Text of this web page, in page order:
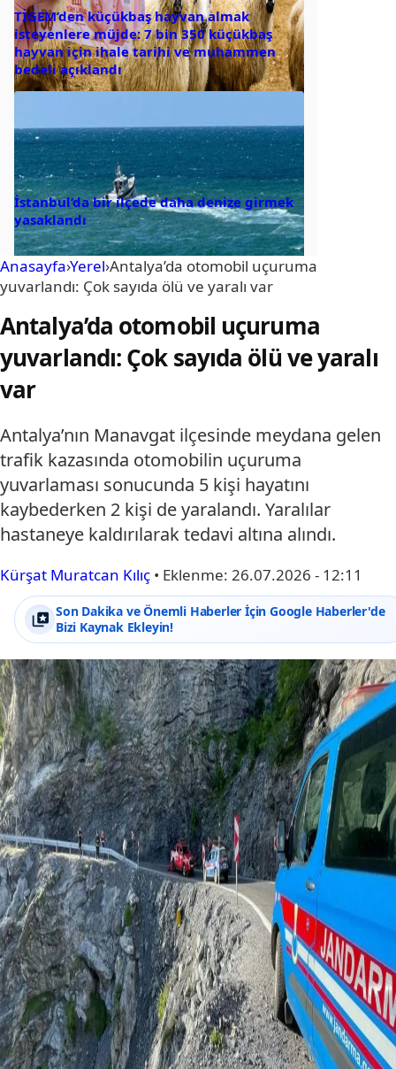
TİGEM’den küçükbaş hayvan almak
isteyenlere müjde: 7 bin 350 küçükbaş
hayvan için ihale tarihi ve muhammen
bedeli açıklandı
İstanbul’da bir ilçede daha denize girmek
yasaklandı
Anasayfa›Yerel›Antalya’da otomobil uçuruma
yuvarlandı: Çok sayıda ölü ve yaralı var
Antalya’da otomobil uçuruma
yuvarlandı: Çok sayıda ölü ve yaralı
var
Antalya’nın Manavgat ilçesinde meydana gelen
trafik kazasında otomobilin uçuruma
yuvarlaması sonucunda 5 kişi hayatını
kaybederken 2 kişi de yaralandı. Yaralılar
hastaneye kaldırılarak tedavi altına alındı.
Kürşat Muratcan Kılıç • Eklenme: 26.07.2026 - 12:11
Son Dakika ve Önemli Haberler İçin Google Haberler'de
Bizi Kaynak Ekleyin!